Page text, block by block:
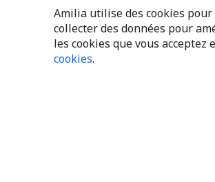
Amilia utilise des cookies
collecter des données pour
les cookies que vous
cookies.